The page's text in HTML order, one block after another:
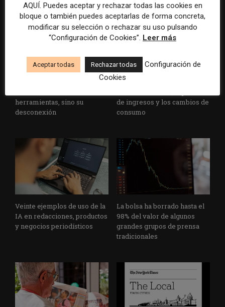
El gran problema
tecnológico de los medios ya
herramientas, sino su
desconexión
WAN-IFRA reúne las
principales estrategias de los
de ingresos y los cambios de
consumo
Veinte ejemplos de uso de la
IA en redacciones, productos
y negocios periodísticos
La bolsa ha borrado hasta el
98% del valor de algunos
grandes grupos de prensa
tradicionales
AQUÍ. Puedes aceptar y rechazar todas las cookies en
bloque o también puedes aceptarlas de forma concreta,
modificar su selección o rechazar su uso pulsando
“Configuración de Cookies”. Leer más
Aceptar todas Rechazar todas
Configuración de
Cookies